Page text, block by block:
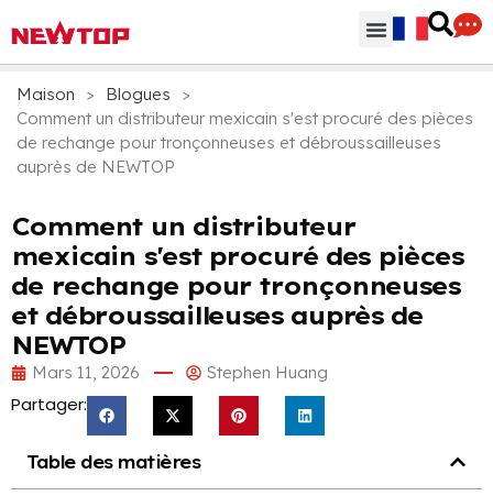
Maison > Blogues
>
Comment un distributeur mexicain s'est procuré des pièces
de rechange pour tronçonneuses et débroussailleuses
auprès de NEWTOP
Comment un distributeur
mexicain s'est procuré des pièces
de rechange pour tronçonneuses
et débroussailleuses auprès de
NEWTOP
Mars 11, 2026 Stephen Huang
Partager:
Table des matières